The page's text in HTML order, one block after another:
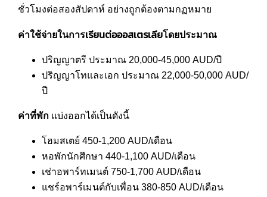
ชั่วโมงต่อสองสัปดาห์ อย่างถูกต้องตามกฏหมาย
ค่าใช้จ่ายในการเรียนต่อออสเตรเลียโดยประมาณ
ปริญญาตรี ประมาณ 20,000-45,000 AUD/ปี
ปริญญาโทและเอก ประมาณ 22,000-50,000 AUD/
ปี
ค่าที่พัก แบ่งออกได้เป็นดังนี้
โฮมสเตย์ 450-1,200 AUD/เดือน
หอพักนักศึกษา 440-1,100 AUD/เดือน
เช่าอพาร์ทเมนต์ 750-1,700 AUD/เดือน
แชร์อพาร์เมนต์กับเพื่อน 380-850 AUD/เดือน